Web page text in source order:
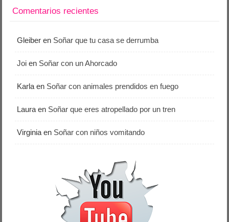
Comentarios recientes
Gleiber en Soñar que tu casa se derrumba
Joi en Soñar con un Ahorcado
Karla en Soñar con animales prendidos en fuego
Laura en Soñar que eres atropellado por un tren
Virginia en Soñar con niños vomitando